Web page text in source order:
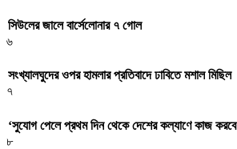
সিউলের জালে বার্সেলোনার ৭ গোল
৬
সংখ্যালঘুদের ওপর হামলার প্রতিবাদে ঢাবিতে মশাল মিছিল
৭
‌‘সুযোগ পেলে প্রথম দিন থেকে দেশের কল্যাণে কাজ করবে
৮